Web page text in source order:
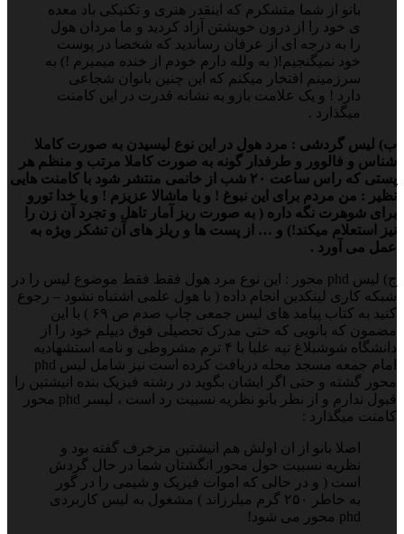
بانو از شما متشکرم که اینقدر هنری و تکنیکی باد معده
ی خود را از درون خویشتن آزاد کردید و ما مردان هول
را به درجه ای از عرفان رساندید که شخصا در پوست
خود نمیگنجیم!( به ولله دارم خودم از خنده میمیرم !) به
سرزمینم افتخار میکنم که این چنین بانوان شجاعی
دارد ! و یک علامت بازو به نشانه قدرت در این کامنت
میگذارد .
ب) لیس گردشی : مرد هول در این نوع لیسیدن به صورت کاملا
شناس و فالوور و طرفدار گونه به صورت کاملا مرتب و منظم هر
پستی که راس ساعت ۲۰ شب از خانمی منتشر شود با کامنت هایی
نظیر : من مردم برای این نبوغ ! و یا ماشالا عزیزم ! و یا خدا تورو
برای شوهرت نگه داره ( به صورت ریز آمار تاهل و تجرد آن زن را
نیز استعلام میکند!) و … از پست ها و ریلز های آن تشکر ویژه به
عمل می آورد .
ج) لیس phd محور : این نوع مرد هول فقط فقط موضوع لیس را در
شبکه کاری لینکدین انجام داده ( با هول علمی اشتباه نشود – رجوع
کنید به کتاب پیامد های لیس جمعی چاپ صدم ص ۶۹ ) با این
مضمون که بانویی که حتی مدرک تحصیلی فوق دیپلم خود را از
دانشگاه شوشبلاغ تپه علیا با ۴ ترم مشروطی و نامه استشهادیه
امام جمعه مسجد محله دریافت کرده است نیز شامل لیس phd
محور گشته و حتی اگر ایشان بگوید در رشته فیزیک بنده انیشتین را
قبول ندارم و از نظر بانو نظریه نسبیت رد است ، لیسر phd محور
کامنت میگذارد :
اصلا بانو از ان اولش هم انیشتین مزخرف گفته بود و
نظریه نسبیت حول محور انگشتان شما در حال گردش
است ( و در حالی که اموات فیزیک و شیمی را در گور
به خاطر ۲۵۰ گرم میلرزاند ) مشغول به لیس کاربردی
phd محور می شود!